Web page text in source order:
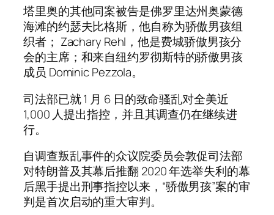
塔里奥的其他同案被告是佛罗里达州奥蒙德
海滩的约瑟夫比格斯，他自称为骄傲男孩组
织者； Zachary Rehl，他是费城骄傲男孩分
会的主席；和来自纽约罗彻斯特的骄傲男孩
成员 Dominic Pezzola。
司法部已就 1 月 6 日的致命骚乱对全美近
1,000 人提出指控，并且其调查仍在继续进
行。
自调查叛乱事件的众议院委员会敦促司法部
对特朗普及其幕后推翻 2020 年选举失利的幕
后黑手提出刑事指控以来，“骄傲男孩”案的审
判是首次启动的重大审判。